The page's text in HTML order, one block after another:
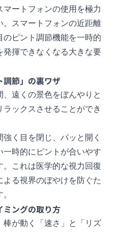
ートフォンの使用を極力
スマートフォンの近距離
のピント調節機能を一時的
発揮できなくなる大きな要
調節」の裏ワザ
遠くの景色をぼんやりと
ックスさせることができ
く目を閉じ、パッと開く
一時的にピントが合いやす
。これは医学的な視力回復
る視界のぼやけを防ぐた
ミングの取り方
が動く「速さ」と「リズ